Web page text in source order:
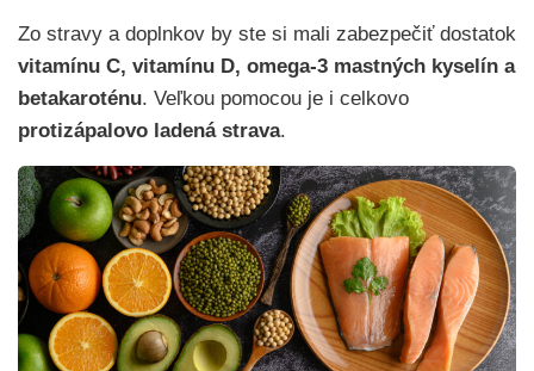
Zo stravy a doplnkov by ste si mali zabezpečiť dostatok
vitamínu C, vitamínu D, omega-3 mastných kyselín a
betakaroténu. Veľkou pomocou je i celkovo
protizápalovo ladená strava.